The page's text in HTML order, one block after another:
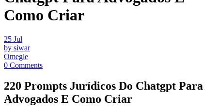
Como Criar
25 Jul
by siwar
Omegle
0 Comments
220 Prompts Jurídicos Do Chatgpt Para
Advogados E Como Criar